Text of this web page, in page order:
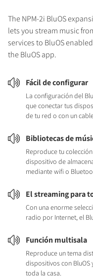
The NPM-2i BluOS
lets you stream music
services to BluOS
the BluOS app.
Fácil de configurar
La configuración del
que conectar tus
de tu red o con un
Bibliotecas de
Reproduce tu
dispositivo de
mediante wifi o
El streaming para
Con una enorme
radio por Internet, el
Función multisala
Reproduce un tema
dispositivos con
toda la casa.